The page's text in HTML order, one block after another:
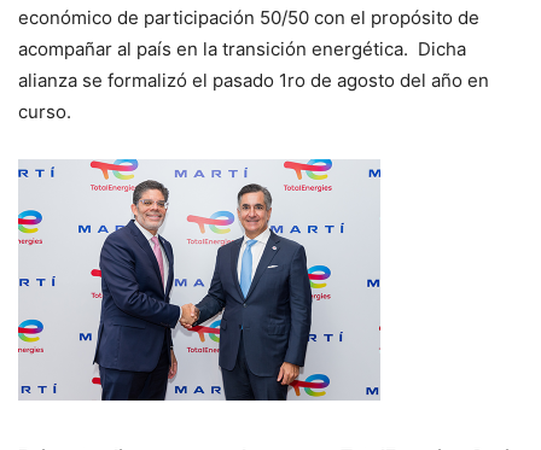
económico de participación 50/50 con el propósito de
acompañar al país en la transición energética. Dicha
alianza se formalizó el pasado 1ro de agosto del año en
curso.